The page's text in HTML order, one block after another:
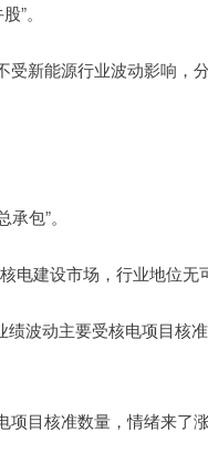
”。
受新能源行业波动影响，
包”。
建设市场，行业地位无
波动主要受核电项目核
项目核准数量，情绪来了